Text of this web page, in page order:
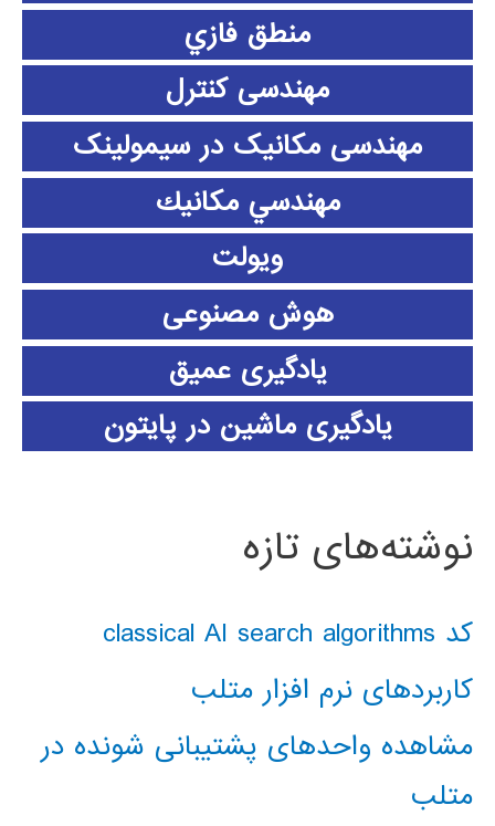
منطق فازي
مهندسی کنترل
مهندسی مکانیک در سیمولینک
مهندسي مكانيك
ویولت
هوش مصنوعی
یادگیری عمیق
یادگیری ماشین در پایتون
نوشته‌های تازه
کد classical AI search algorithms
کاربردهای نرم افزار متلب
مشاهده واحدهای پشتیبانی شونده در
متلب